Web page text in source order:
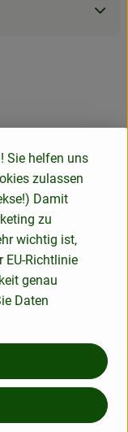
Rettich"
seit 1997 als
6 Hektar Land
über 40
an.
Feingemüse wie
Gurken und
wir außerdem
gibt es
und Kirschen.
Schafe und
Sie helfen uns
zulassen
Damit
zu
wichtig ist,
EU-Richtlinie
genau
Daten